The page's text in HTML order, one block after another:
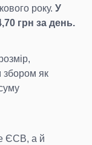
року. У
грн за день.
збором як
ЄСВ, а й